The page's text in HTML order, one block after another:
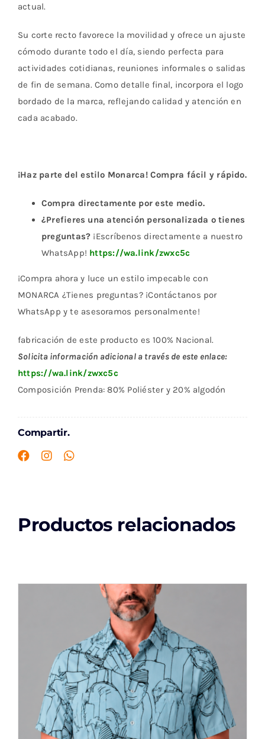
actual.
Su corte recto favorece la movilidad y ofrece un ajuste
cómodo durante todo el día, siendo perfecta para
actividades cotidianas, reuniones informales o salidas
de fin de semana. Como detalle final, incorpora el logo
bordado de la marca, reflejando calidad y atención en
cada acabado.
¡Haz parte del estilo Monarca! Compra fácil y rápido.
Compra directamente por este medio.
¿Prefieres una atención personalizada o tienes
preguntas? ¡Escríbenos directamente a nuestro
WhatsApp! https://wa.link/zwxc5c
¡Compra ahora y luce un estilo impecable con
MONARCA ¿Tienes preguntas? ¡Contáctanos por
WhatsApp y te asesoramos personalmente!
fabricación de este producto es 100% Nacional.
Solicita información adicional a través de este enlace:
https://wa.link/zwxc5c
Composición Prenda: 80% Poliéster y 20% algodón
Compartir.
Productos relacionados